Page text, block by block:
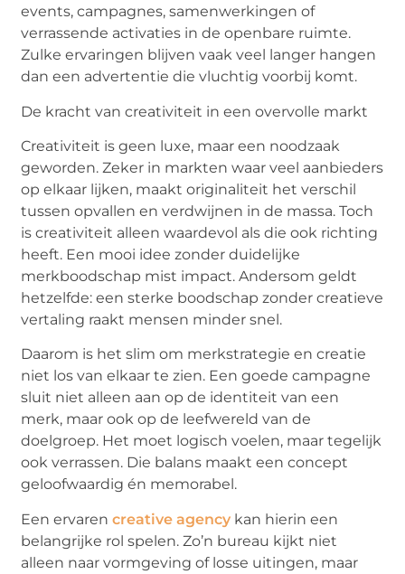
events, campagnes, samenwerkingen of
verrassende activaties in de openbare ruimte.
Zulke ervaringen blijven vaak veel langer hangen
dan een advertentie die vluchtigvoorbij komt.
De kracht van creativiteit in een overvolle markt
Creativiteit is geen luxe, maar een noodzaak
geworden. Zeker in markten waar veel aanbieders
op elkaar lijken, maakt originaliteit het verschil
tussen opvallen en verdwijnen in de massa. Toch
is creativiteit alleen waardevol als die ook richting
heeft. Een mooi idee zonder duidelijke
merkboodschap mist impact. Andersom geldt
hetzelfde: een sterke boodschap zonder creatieve
vertaling raakt mensen minder snel.
Daarom is het slim om merkstrategie en creatie
niet los van elkaar te zien. Een goede campagne
sluit niet alleen aan op de identiteit van een
merk, maar ook op de leefwereld van de
doelgroep. Het moet logisch voelen, maar tegelijk
ook verrassen. Die balans maakt een concept
geloofwaardig én memorabel.
Een ervarencreative agency kan hierin een
belangrijke rol spelen. Zo’n bureau kijkt niet
alleen naar vormgeving of losse uitingen, maar